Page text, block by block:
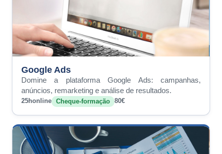
Google Ads
Domine a plataforma Google Ads: campanhas,
anúncios, remarketing e análise de resultados.
25honline Cheque-formação 80€